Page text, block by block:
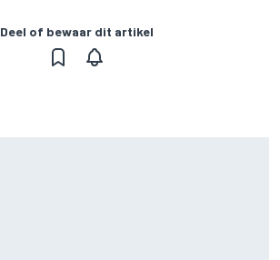
Deel of bewaar dit artikel